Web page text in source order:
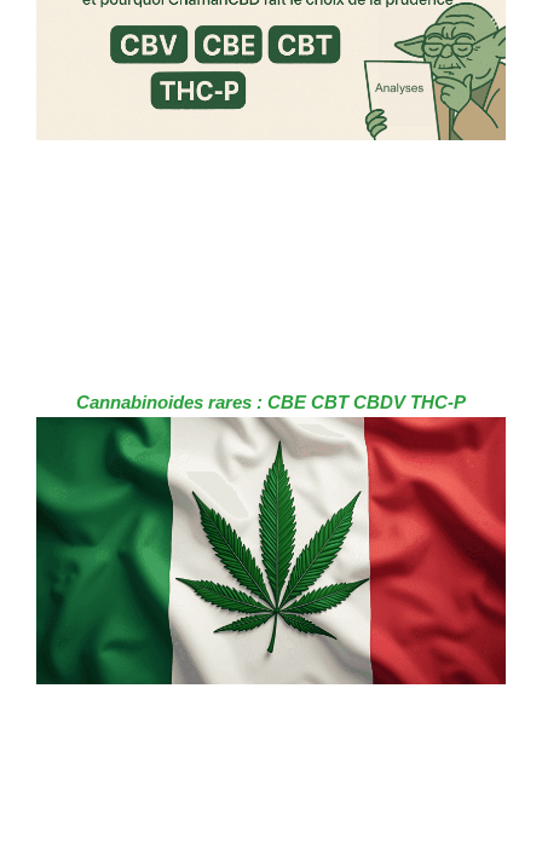
Cannabinoides rares : CBE CBT CBDV THC-P